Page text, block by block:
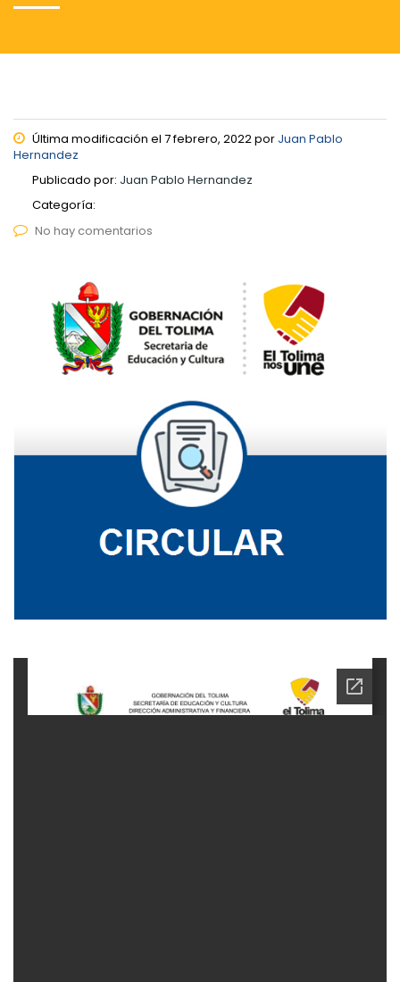
Última modificación el 7 febrero, 2022 por Juan Pablo
Hernandez
Publicado por: Juan Pablo Hernandez
Categoría:
No hay comentarios